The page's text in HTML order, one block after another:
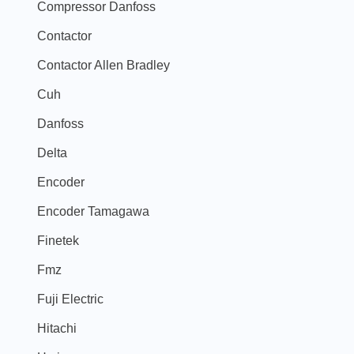
Compressor Danfoss
Contactor
Contactor Allen Bradley
Cuh
Danfoss
Delta
Encoder
Encoder Tamagawa
Finetek
Fmz
Fuji Electric
Hitachi